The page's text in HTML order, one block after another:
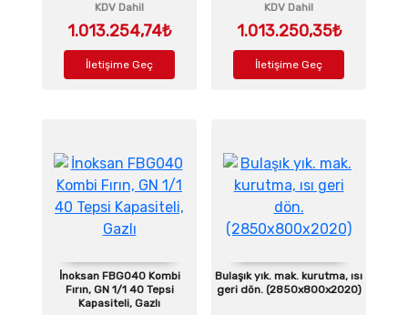
KDV Dahil
1.013.254,74₺
İletişime Geç
KDV Dahil
1.013.250,35₺
İletişime Geç
İnoksan FBG040 Kombi
Fırın, GN 1/1 40 Tepsi
Kapasiteli, Gazlı
Bulaşık yık. mak. kurutma, ısı
geri dön. (2850x800x2020)